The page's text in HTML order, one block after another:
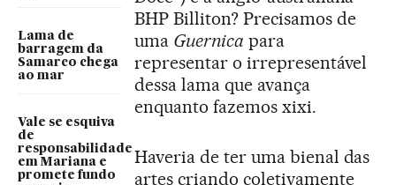
Lama de
barragem da
Samarco chega
ao mar
Vale se esquiva
de
responsabilidade
em Mariana e
promete fundo
BHP Billiton? Precisamos de
uma Guernica para
representar o irrepresentável
dessa lama que avança
enquanto fazemos xixi.
Haveria de ter uma bienal das
artes criando coletivamente